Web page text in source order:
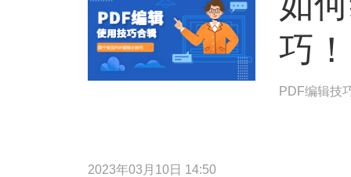
巧！
PDF编辑技
2023年03月10日 14:50